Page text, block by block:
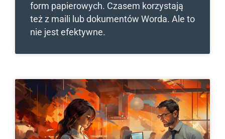
form papierowych. Czasem korzystają
też z maili lub dokumentów Worda. Ale to
nie jest efektywne.